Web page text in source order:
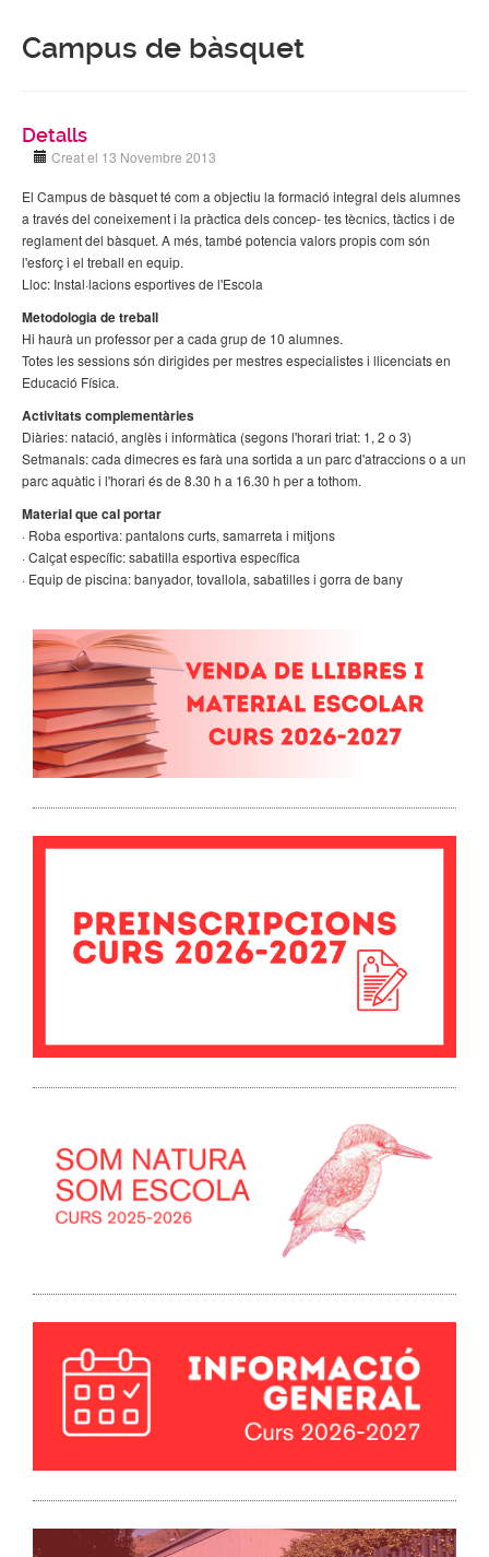
Campus de bàsquet
Detalls
Creat el 13 Novembre 2013
El Campus de bàsquet té com a objectiu la formació integral dels alumnes
a través del coneixement i la pràctica dels concep- tes tècnics, tàctics i de
reglament del bàsquet. A més, també potencia valors propis com són
l'esforç i el treball en equip.
Lloc: Instal·lacions esportives de l'Escola
Metodologia de treball
Hi haurà un professor per a cada grup de 10 alumnes.
Totes les sessions són dirigides per mestres especialistes i llicenciats en
Educació Física.
Activitats complementàries
Diàries: natació, anglès i informàtica (segons l'horari triat: 1, 2 o 3)
Setmanals: cada dimecres es farà una sortida a un parc d'atraccions o a un
parc aquàtic i l'horari és de 8.30 h a 16.30 h per a tothom.
Material que cal portar
· Roba esportiva: pantalons curts, samarreta i mitjons
· Calçat específic: sabatilla esportiva específica
· Equip de piscina: banyador, tovallola, sabatilles i gorra de bany